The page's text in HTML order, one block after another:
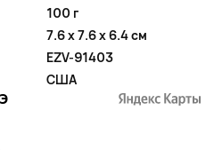
100 г
7.6 x 7.6 x 6.4 см
EZV-91403
США